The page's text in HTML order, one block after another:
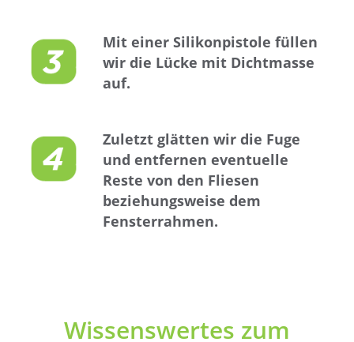
Mit einer Silikonpistole füllen
wir die Lücke mit Dichtmasse
auf.
Zuletzt glätten wir die Fuge
und entfernen eventuelle
Reste von den Fliesen
beziehungsweise dem
Fensterrahmen.
Wissenswertes zum